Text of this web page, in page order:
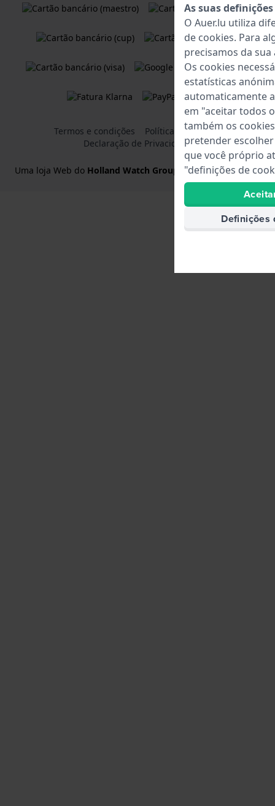
Termos e condições
Política de Cookies
Declaração de Privacidade
Uma loja Web do Holland Watch Group B.V.
As suas
O Auer.lu utiliza
de cookies. Para
precisamos da
Os cookies
estatísticas
automaticamente
em "aceitar todos
também os
pretender
que você próprio
"definições de
Definições